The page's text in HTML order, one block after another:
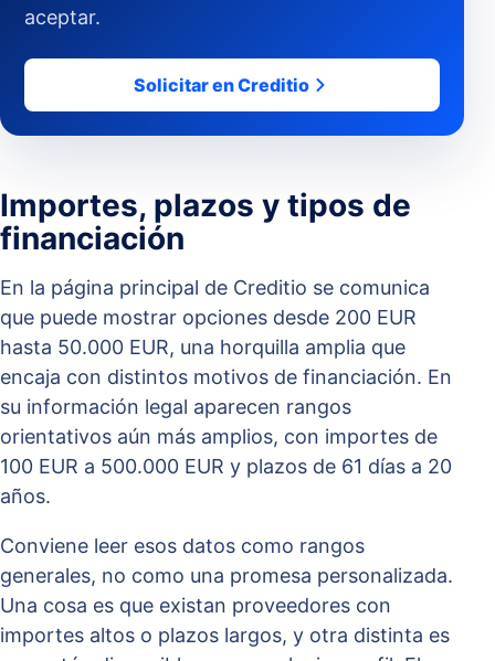
aceptar.
Solicitar en Creditio
Importes, plazos y tipos de
financiación
En la página principal de Creditio se comunica
que puede mostrar opciones desde 200 EUR
hasta 50.000 EUR, una horquilla amplia que
encaja con distintos motivos de financiación. En
su información legal aparecen rangos
orientativos aún más amplios, con importes de
100 EUR a 500.000 EUR y plazos de 61 días a 20
años.
Conviene leer esos datos como rangos
generales, no como una promesa personalizada.
Una cosa es que existan proveedores con
importes altos o plazos largos, y otra distinta es